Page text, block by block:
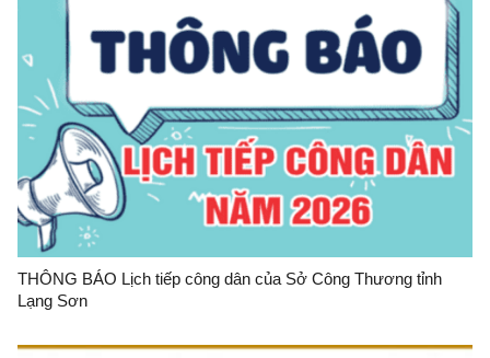
THÔNG BÁO Lịch tiếp công dân của Sở Công Thương tỉnh
Lạng Sơn